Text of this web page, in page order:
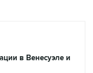
в Венесуэле и